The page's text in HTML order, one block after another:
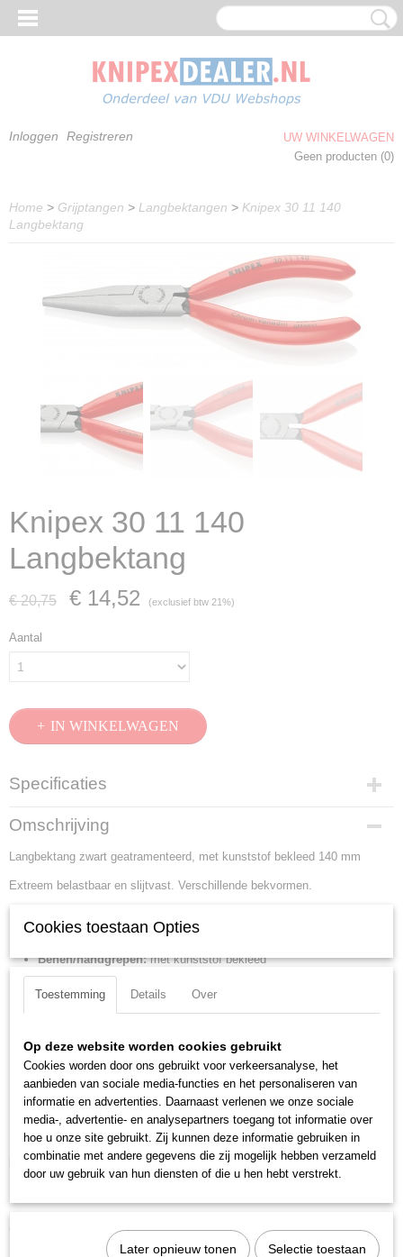
Inloggen Registreren
UW WINKELWAGEN
Geen producten (0)
Home > Grijptangen > Langbektangen > Knipex 30 11 140
Langbektang
Knipex 30 11 140
Langbektang
€ 20,75 € 14,52 (exclusief btw 21%)
Aantal
IN WINKELWAGEN
Specificaties
Productcode
30 11 140
EAN code
Productcode leverancier
Netto gewicht
Bruto gewicht
0,09 Kg
Afmetingen (l,b,h)
Omschrijving
Langbektang zwart geatramenteerd, met kunststof bekleed 140 mm
Extreem belastbaar en slijtvast. Verschillende bekvormen.
zwart geatramenteerd
Benen/handgrepen:met kunststof bekleed
Kop afwerking:
Kopbreedte:
15 mm
Bek type:platte bekken
Bek dikte:8 mm
DIN:DIN ISO 5745
Max. punt dikte:2.5 mm
Downloads:
Ook interessant
Cookies toestaan Opties
Toestemming Details Over
Op deze website worden cookies gebruikt
Cookies worden door ons gebruikt voor verkeersanalyse, het
aanbieden van sociale media-functies en het personaliseren van
informatie en advertenties. Daarnaast verlenen we onze sociale
media-, advertentie- en analysepartners toegang tot informatie over
hoe u onze site gebruikt. Zij kunnen deze informatie gebruiken in
combinatie met andere gegevens die zij mogelijk hebben verzameld
door uw gebruik van hun diensten of die u hen hebt verstrekt.
Later opnieuw tonen Selectie toestaan